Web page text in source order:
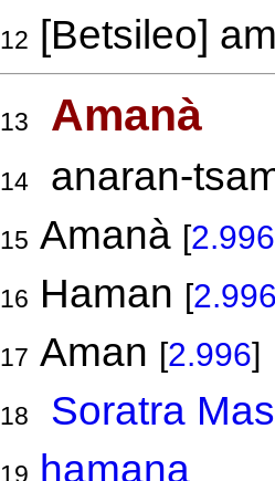
12 [Betsileo]
13 Amanà
14anaran-
15 Amanà [2.996
16 Haman [
17 Aman [2.996]
18 Soratra
19 hamana